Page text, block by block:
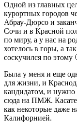
Одной из главных
курортных городов
Абрау-Дюрсо и
Сочи и в Красной
по миру, а у нас на
хотелось в горы, а
соскучился по этому
Была у меня и еще
для жизни, и
кандидатом, и нужно
сюда на ПМЖ.
как некоторые даже
Калифорнией.